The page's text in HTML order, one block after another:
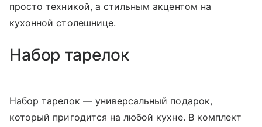
просто техникой, а стильным акцентом на
кухонной столешнице.
Набор тарелок
Набор тарелок — универсальный подарок,
который пригодится на любой кухне. В комплект